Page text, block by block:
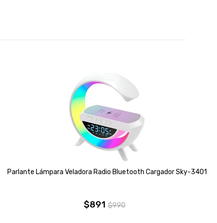
Parlante Lámpara Veladora Radio Bluetooth Cargador Sky-3401
$990
El
$891
El